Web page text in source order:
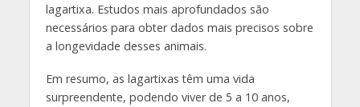
lagartixa. Estudos mais aprofundados são
necessários para obter dados mais precisos sobre
a longevidade desses animais.
Em resumo, as lagartixas têm uma vida
surpreendente, podendo viver de 5 a 10 anos,